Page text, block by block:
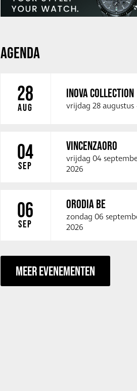
AGENDA
28
AUG
INOVA COLLECTION
vrijdag 28 augustus
04
SEP
VINCENZAORO
vrijdag 04
2026
06
SEP
ORODIA BE
zondag 06
2026
MEER EVENEMENTEN